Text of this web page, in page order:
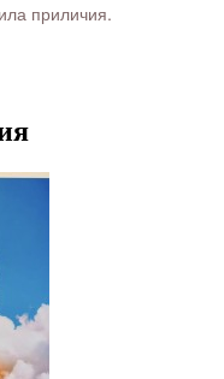
приличия.